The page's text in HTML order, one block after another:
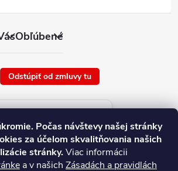
Počas návštevy našej stránky
za účelom skvalitňovania našich
stránky.Viac informácii
a v našich Zásadách a pravidlách
Obľúbené
Odstúpiť od zmluvy tu
ceny tovaru
od : 8/8/2026